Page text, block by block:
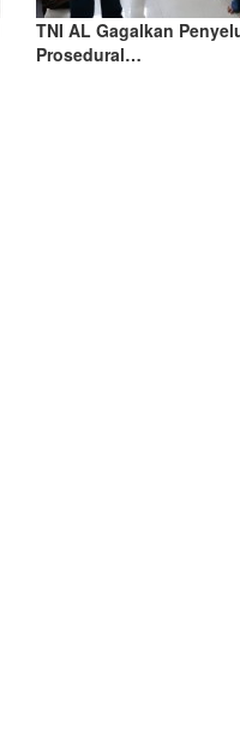
TNI AL Gagalkan
Prosedural…